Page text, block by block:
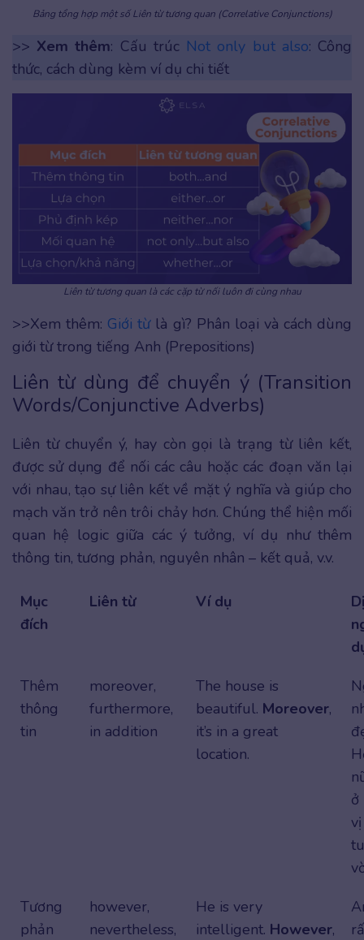
Bảng tổng hợp một số Liên từ tương quan (Correlative Conjunctions)
>> Xem thêm: Cấu trúc Not only but also: Công
thức, cách dùng kèm ví dụ chi tiết
Liên từ tương quan là các cặp từ nối luôn đi cùng nhau
>>Xem thêm: Giới từlà gì? Phân loại và cách dùng
giới từ trong tiếng Anh (Prepositions)
Liên từ dùng để chuyển ý (Transition
Words/Conjunctive Adverbs)
Liên từ chuyển ý, hay còn gọi là trạng từ liên kết,
được sử dụng để nối các câu hoặc các đoạn văn lại
với nhau, tạo sự liên kết về mặt ý nghĩa và giúp cho
mạch văn trở nên trôi chảy hơn. Chúng thể hiện mối
quan hệ logic giữa các ý tưởng, ví dụ như thêm
thông tin, tương phản, nguyên nhân – kết quả, v.v.
Mục
đích
Liên từ Ví dụ
Thêm
thông
tin
moreover,
furthermore,
in addition
The house is
beautiful. Moreover,
it’s in a great
location.
ở
Tương
phản
however,
nevertheless,
He is very
intelligent. However,